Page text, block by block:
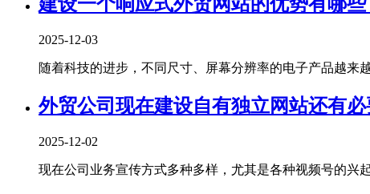
2025-12-03
随着科技的进步，不同尺寸、屏幕分辨率的电子产品越
外贸公司现在建设自有独立网站还有必
2025-12-02
现在公司业务宣传方式多种多样，尤其是各种视频号的兴